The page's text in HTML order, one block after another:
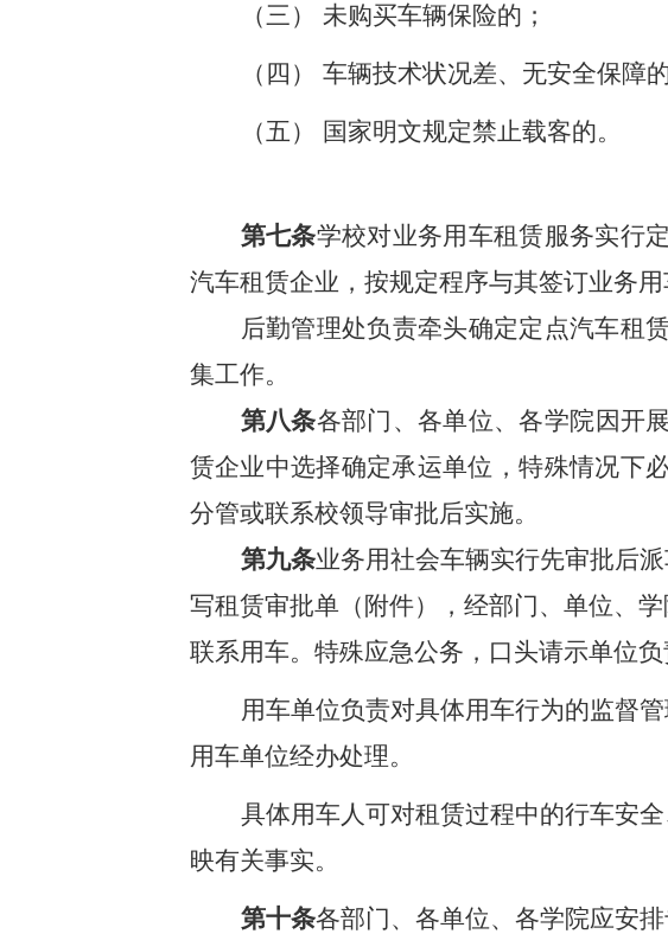
（三） 未购买车辆保险的；
（四） 车辆技术状况差、无安全保障的
（五） 国家明文规定禁止载客的。
第七条学校对业务用车租赁服务实行
汽车租赁企业，按规定程序与其签订业务
后勤管理处负责牵头确定定点汽车租
集工作。
第八条各部门、各单位、各学院因开
赁企业中选择确定承运单位，特殊情况下
分管或联系校领导审批后实施。
第九条业务用社会车辆实行先审批后
写租赁审批单（附件），经部门、单位、
联系用车。特殊应急公务，口头请示单位
用车单位负责对具体用车行为的监督
用车单位经办处理。
具体用车人可对租赁过程中的行车安
映有关事实。
第十条各部门、各单位、各学院应安